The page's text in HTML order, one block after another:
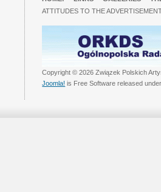
ATTITUDES TO THE
Copyright © 2026 Związek Polskich
Joomla! is Free Software released